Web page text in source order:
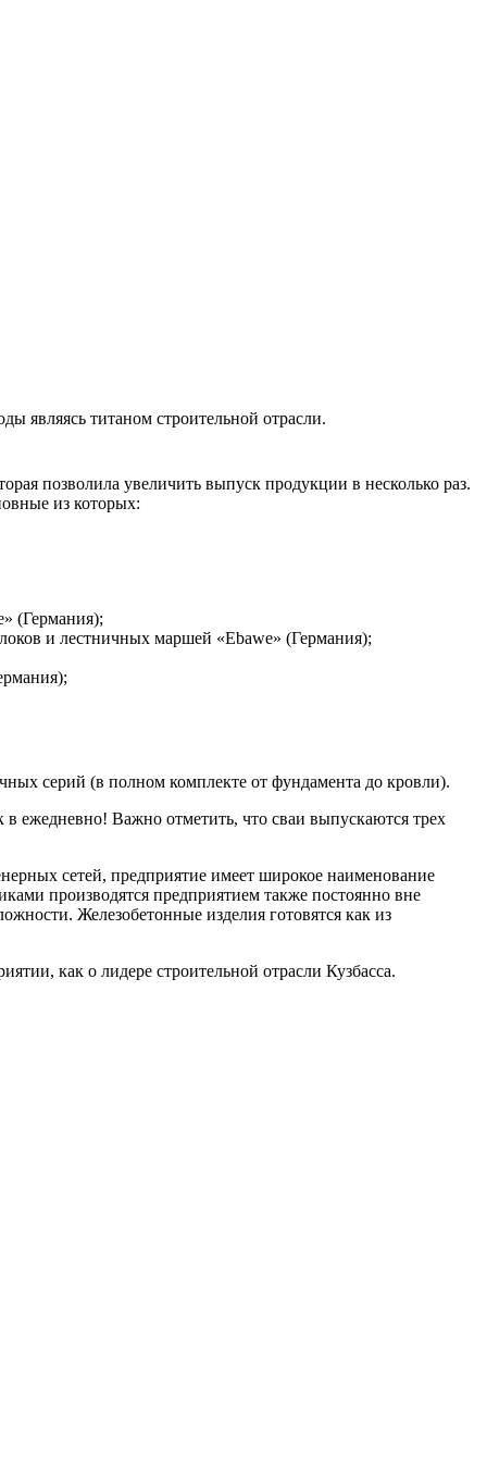
являясь титаном строительной отрасли.
позволила увеличить выпуск продукции в несколько раз.
из которых:
(Германия);
и лестничных маршей «Ebawe» (Германия);
серий (в полном комплекте от фундамента до кровли).
ежедневно! Важно отметить, что сваи выпускаются трех
сетей, предприятие имеет широкое наименование
производятся предприятием также постоянно вне
Железобетонные изделия готовятся как из
как о лидере строительной отрасли Кузбасса.